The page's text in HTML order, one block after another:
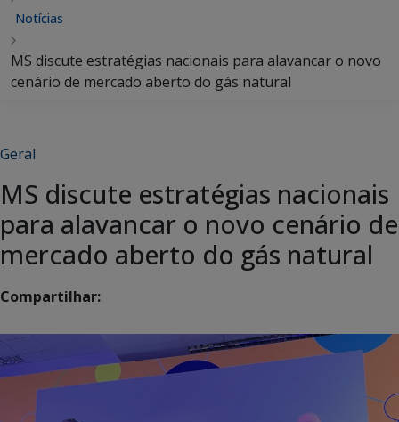
Notícias
MS discute estratégias nacionais para alavancar o novo
cenário de mercado aberto do gás natural
Geral
MS discute estratégias nacionais
para alavancar o novo cenário de
mercado aberto do gás natural
Compartilhar: